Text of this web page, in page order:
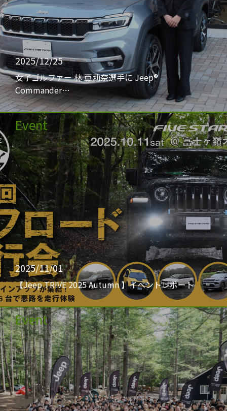
2025/12/25
女子ゴルファー 林 亜莉奈選手に Jeep®
Commander…
Event
2025/11/01
【Jeep TRIVE 2025 Autumn 】イベントレポート
Event